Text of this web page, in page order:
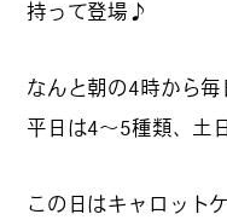
持って登場♪
なんと朝の4時から
平日は4〜5種類、土
この日はキャロット